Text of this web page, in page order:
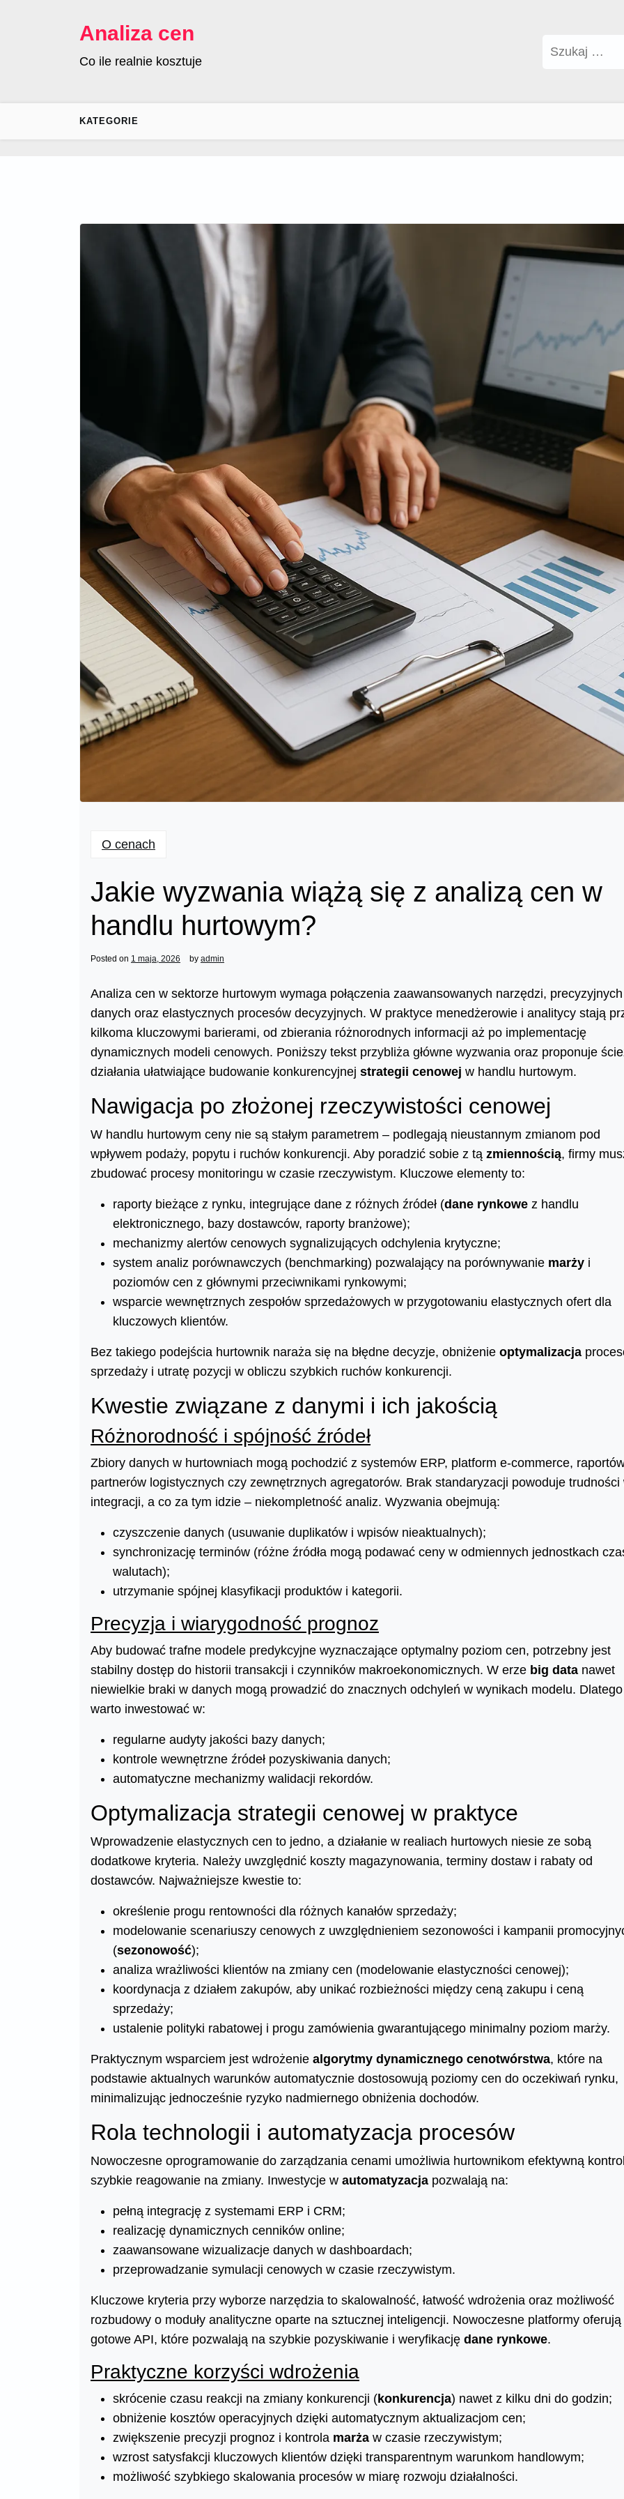
Analiza cen
Co ile realnie kosztuje
Szukaj:
KATEGORIE
O cenach
Jakie wyzwania wiążą się z analizą cen w
handlu hurtowym?
Posted on 1 maja, 2026 by admin
Analiza cen w sektorze hurtowym wymaga połączenia zaawansowanych narzędzi, precyzyjnych
danych oraz elastycznych procesów decyzyjnych. W praktyce menedżerowie i analitycy stają
kilkoma kluczowymi barierami, od zbierania różnorodnych informacji aż po implementację
dynamicznych modeli cenowych. Poniższy tekst przybliża główne wyzwania oraz proponuje
działania ułatwiające budowanie konkurencyjnej strategii cenowej w handlu hurtowym.
Nawigacja po złożonej rzeczywistości cenowej
W handlu hurtowym ceny nie są stałym parametrem – podlegają nieustannym zmianom pod
wpływem podaży, popytu i ruchów konkurencji. Aby poradzić sobie z tą zmiennością, firmy
zbudować procesy monitoringu w czasie rzeczywistym. Kluczowe elementy to:
raporty bieżące z rynku, integrujące dane z różnych źródeł (dane rynkowe z handlu
elektronicznego, bazy dostawców, raporty branżowe);
mechanizmy alertów cenowych sygnalizujących odchylenia krytyczne;
system analiz porównawczych (benchmarking) pozwalający na porównywanie marży i
poziomów cen z głównymi przeciwnikami rynkowymi;
wsparcie wewnętrznych zespołów sprzedażowych w przygotowaniu elastycznych ofert dla
kluczowych klientów.
Bez takiego podejścia hurtownik naraża się na błędne decyzje, obniżenie optymalizacja
sprzedaży i utratę pozycji w obliczu szybkich ruchów konkurencji.
Kwestie związane z danymi i ich jakością
Różnorodność i spójność źródeł
Zbiory danych w hurtowniach mogą pochodzić z systemów ERP, platform e-commerce,
partnerów logistycznych czy zewnętrznych agregatorów. Brak standaryzacji powoduje trudności
integracji, a co za tym idzie – niekompletność analiz. Wyzwania obejmują:
czyszczenie danych (usuwanie duplikatów i wpisów nieaktualnych);
synchronizację terminów (różne źródła mogą podawać ceny w odmiennych jednostkach
walutach);
utrzymanie spójnej klasyfikacji produktów i kategorii.
Precyzja i wiarygodność prognoz
Aby budować trafne modele predykcyjne wyznaczające optymalny poziom cen, potrzebny jest
stabilny dostęp do historii transakcji i czynników makroekonomicznych. W erze big data nawet
niewielkie braki w danych mogą prowadzić do znacznych odchyleń w wynikach modelu. Dlatego
warto inwestować w:
regularne audyty jakości bazy danych;
kontrole wewnętrzne źródeł pozyskiwania danych;
automatyczne mechanizmy walidacji rekordów.
Optymalizacja strategii cenowej w praktyce
Wprowadzenie elastycznych cen to jedno, a działanie w realiach hurtowych niesie ze sobą
dodatkowe kryteria. Należy uwzględnić koszty magazynowania, terminy dostaw i rabaty od
dostawców. Najważniejsze kwestie to:
określenie progu rentowności dla różnych kanałów sprzedaży;
modelowanie scenariuszy cenowych z uwzględnieniem sezonowości i kampanii
(sezonowość);
analiza wrażliwości klientów na zmiany cen (modelowanie elastyczności cenowej);
koordynacja z działem zakupów, aby unikać rozbieżności między ceną zakupu i ceną
sprzedaży;
ustalenie polityki rabatowej i progu zamówienia gwarantującego minimalny poziom marży.
Praktycznym wsparciem jest wdrożenie algorytmy dynamicznego cenotwórstwa, które na
podstawie aktualnych warunków automatycznie dostosowują poziomy cen do oczekiwań rynku,
minimalizując jednocześnie ryzyko nadmiernego obniżenia dochodów.
Rola technologii i automatyzacja procesów
Nowoczesne oprogramowanie do zarządzania cenami umożliwia hurtownikom efektywną
szybkie reagowanie na zmiany. Inwestycje w automatyzacja pozwalają na:
pełną integrację z systemami ERP i CRM;
realizację dynamicznych cenników online;
zaawansowane wizualizacje danych w dashboardach;
przeprowadzanie symulacji cenowych w czasie rzeczywistym.
Kluczowe kryteria przy wyborze narzędzia to skalowalność, łatwość wdrożenia oraz możliwość
rozbudowy o moduły analityczne oparte na sztucznej inteligencji. Nowoczesne platformy oferują
gotowe API, które pozwalają na szybkie pozyskiwanie i weryfikację dane rynkowe.
Praktyczne korzyści wdrożenia
skrócenie czasu reakcji na zmiany konkurencji (konkurencja) nawet z kilku dni do godzin;
obniżenie kosztów operacyjnych dzięki automatycznym aktualizacjom cen;
zwiększenie precyzji prognoz i kontrola marża w czasie rzeczywistym;
wzrost satysfakcji kluczowych klientów dzięki transparentnym warunkom handlowym;
możliwość szybkiego skalowania procesów w miarę rozwoju działalności.